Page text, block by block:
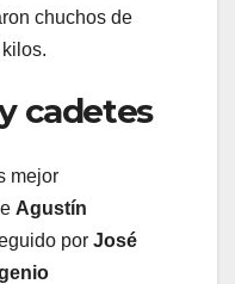
chuchos de
cadetes
mejor
Agustín
por José